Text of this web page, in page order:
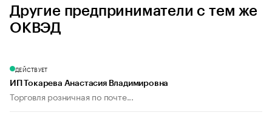
Другие предприниматели с тем же
ОКВЭД
ДЕЙСТВУЕТ
ИП Токарева Анастасия Владимировна
Торговля розничная по почте...